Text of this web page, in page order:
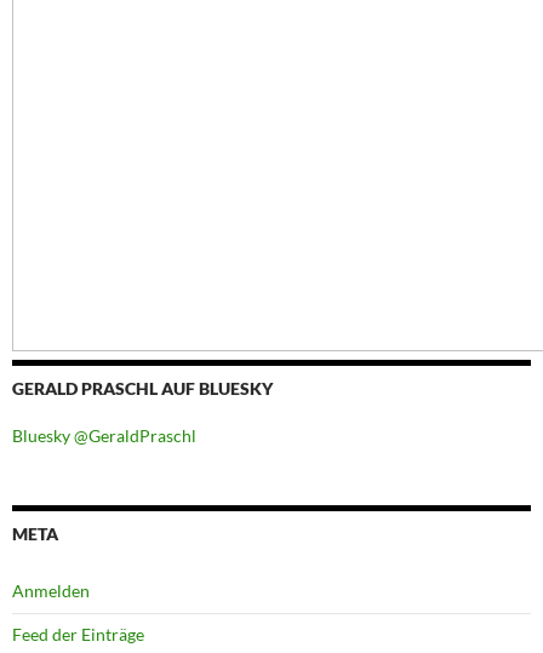
GERALD PRASCHL AUF BLUESKY
Bluesky @GeraldPraschl
META
Anmelden
Feed der Einträge